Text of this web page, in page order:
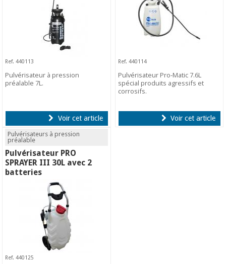
Ref. 440113
Pulvérisateur à pression
préalable 7L.
Voir cet article
Ref. 440114
Pulvérisateur Pro-Matic 7.6L
spécial produits agressifs et
corrosifs.
Voir cet article
Pulvérisateurs à pression
préalable
Pulvérisateur PRO
SPRAYER III 30L avec 2
batteries
Ref. 440125